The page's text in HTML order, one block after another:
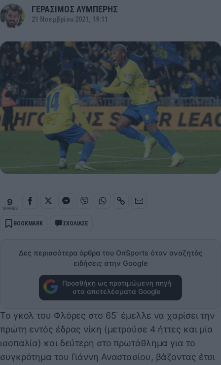
ΓΕΡΑΣΙΜΟΣ ΛΥΜΠΕΡΗΣ
21 Νοεμβρίου 2021, 19:11
9
SHARES
BOOKMARK ΣΧΟΛΙΑΣΕ
Δες περισσότερα άρθρα του OnSports όταν αναζητάς
ειδήσεις στην Google
Προσθήκη ως προτιμώμενη πηγή
στα αποτελέσματα Google
Το γκολ του Φλόρες στο 65΄ έμελλε να χαρίσει την
πρώτη εντός έδρας νίκη (μετρούσε 4 ήττες και μία
ισοπαλία) και δεύτερη στο πρωτάθλημα για το
συγκρότημα του Γιάννη Αναστασίου, βάζοντας έτσι